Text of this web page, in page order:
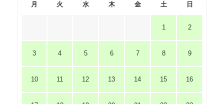
月 火 水 木 金 土 日
1 2
3 4 5 6 7 8 9
10 11 12 13 14 15 16